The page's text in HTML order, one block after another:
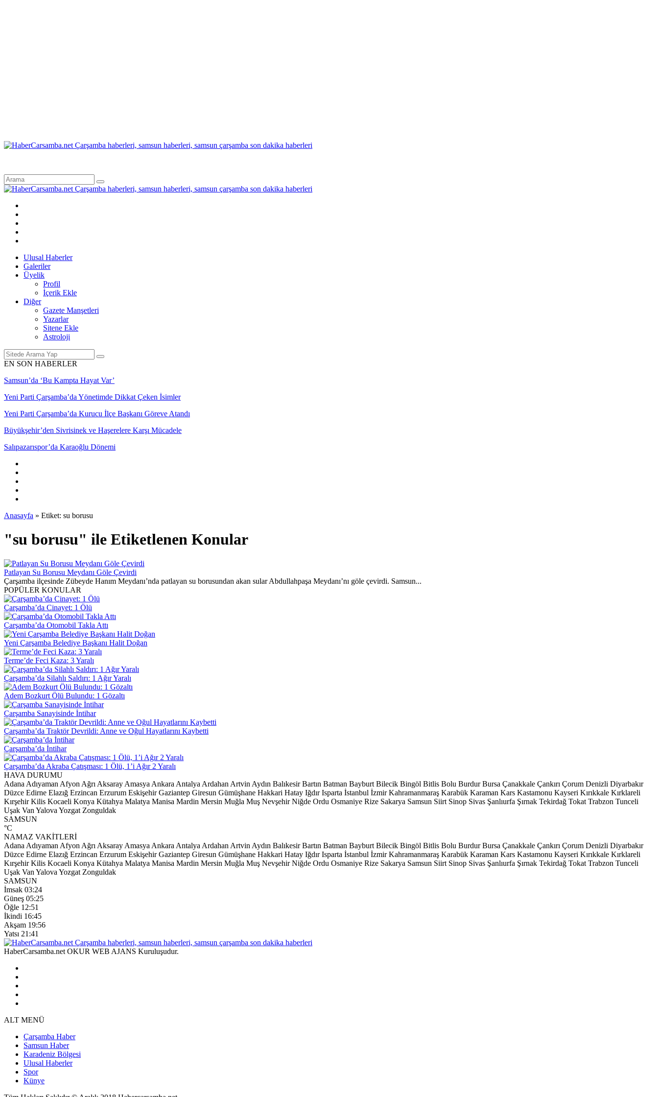
Ulusal Haberler
Galeriler
Üyelik
Profil
İçerik Ekle
Diğer
Gazete Manşetleri
Yazarlar
Sitene Ekle
Astroloji
EN SON HABERLER
Samsun’da ‘Bu Kampta Hayat Var’
Yeni Parti Çarşamba’da Yönetimde Dikkat Çeken İsimler
Yeni Parti Çarşamba’da Kurucu İlçe Başkanı Göreve Atandı
Büyükşehir’den Sivrisinek ve Haşerelere Karşı Mücadele
Salıpazarıspor’da Karaoğlu Dönemi
Anasayfa » Etiket: su borusu
"su borusu" ile Etiketlenen Konular
Patlayan Su Borusu Meydanı Göle Çevirdi
Çarşamba ilçesinde Zübeyde Hanım Meydanı’nda patlayan su borusundan akan sular Abdullahpaşa Meydanı’nı göle çevirdi. Samsun...
POPÜLER KONULAR
Çarşamba’da Cinayet: 1 Ölü
Çarşamba’da Otomobil Takla Attı
Yeni Çarşamba Belediye Başkanı Halit Doğan
Terme’de Feci Kaza: 3 Yaralı
Çarşamba’da Silahlı Saldırı: 1 Ağır Yaralı
Adem Bozkurt Ölü Bulundu: 1 Gözaltı
Çarşamba Sanayisinde İntihar
Çarşamba’da Traktör Devrildi: Anne ve Oğul Hayatlarını Kaybetti
Çarşamba’da İntihar
Çarşamba’da Akraba Çatışması: 1 Ölü, 1’i Ağır 2 Yaralı
HAVA DURUMU
Adana Adıyaman Afyon Ağrı Aksaray Amasya Ankara Antalya Ardahan Artvin Aydın Balıkesir Bartın Batman Bayburt Bilecik Bingöl Bitlis Bolu Burdur Bursa Çanakkale Çankırı Çorum Denizli Diyarbakır
Düzce Edirne Elazığ Erzincan Erzurum Eskişehir Gaziantep Giresun Gümüşhane Hakkari Hatay Iğdır Isparta İstanbul İzmir Kahramanmaraş Karabük Karaman Kars Kastamonu Kayseri Kırıkkale Kırklareli
Kırşehir Kilis Kocaeli Konya Kütahya Malatya Manisa Mardin Mersin Muğla Muş Nevşehir Niğde Ordu Osmaniye Rize Sakarya Samsun Siirt Sinop Sivas Şanlıurfa Şırnak Tekirdağ Tokat Trabzon Tunceli
Uşak Van Yalova Yozgat Zonguldak
SAMSUN
°C
NAMAZ VAKİTLERİ
Adana Adıyaman Afyon Ağrı Aksaray Amasya Ankara Antalya Ardahan Artvin Aydın Balıkesir Bartın Batman Bayburt Bilecik Bingöl Bitlis Bolu Burdur Bursa Çanakkale Çankırı Çorum Denizli Diyarbakır
Düzce Edirne Elazığ Erzincan Erzurum Eskişehir Gaziantep Giresun Gümüşhane Hakkari Hatay Iğdır Isparta İstanbul İzmir Kahramanmaraş Karabük Karaman Kars Kastamonu Kayseri Kırıkkale Kırklareli
Kırşehir Kilis Kocaeli Konya Kütahya Malatya Manisa Mardin Mersin Muğla Muş Nevşehir Niğde Ordu Osmaniye Rize Sakarya Samsun Siirt Sinop Sivas Şanlıurfa Şırnak Tekirdağ Tokat Trabzon Tunceli
Uşak Van Yalova Yozgat Zonguldak
SAMSUN
İmsak 03:24
Güneş 05:25
Öğle 12:51
İkindi 16:45
Akşam 19:56
Yatsı 21:41
HaberCarsamba.net OKUR WEB AJANS Kuruluşudur.
ALT MENÜ
Çarşamba Haber
Samsun Haber
Karadeniz Bölgesi
Ulusal Haberler
Spor
Künye